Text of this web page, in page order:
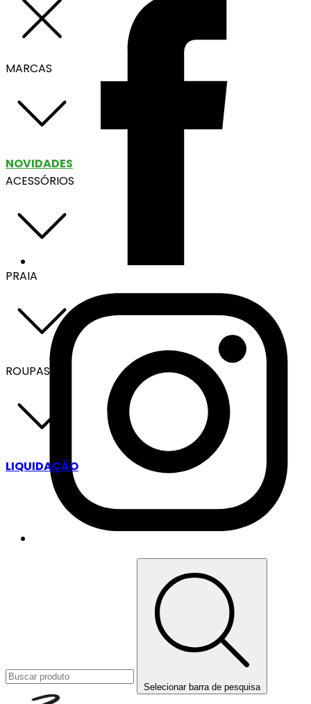
MARCAS
NOVIDADES
ACESSÓRIOS
PRAIA
ROUPAS
LIQUIDAÇÃO
Selecionar barra de pesquisa